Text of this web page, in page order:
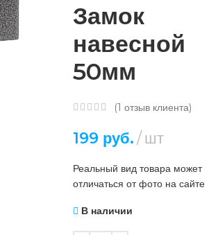
Замок
навесной
50мм
(1 отзыв клиента)
199 руб. шт
Реальный вид товара может
отличаться от фото на сайте
В наличии